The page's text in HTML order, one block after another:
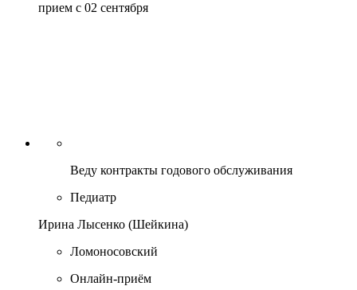
прием с 02 сентября
Веду контракты годового обслуживания
Педиатр
Ирина Лысенко (Шейкина)
Ломоносовский
Онлайн-приём